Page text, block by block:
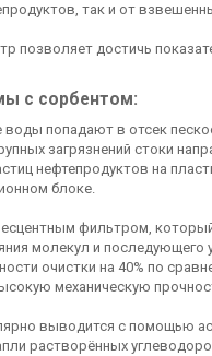
так и от
позволяет достичь
с сорбентом:
попадают в отсек
загрязнений стоки
нефтепродуктов на
блоке.
фильтром,
молекул и последующего
очистки на 40% по
механическую
выводится с помощью
растворённых